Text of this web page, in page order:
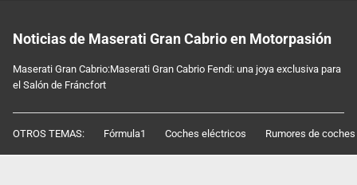
Noticias de Maserati Gran Cabrio en Motorpasión
Maserati Gran Cabrio:Maserati Gran Cabrio Fendi: una joya exclusiva para
el Salón de Fráncfort
OTROS TEMAS: Fórmula1 Coches eléctricos Rumores de coches